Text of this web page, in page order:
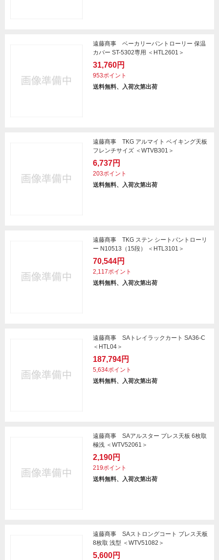
遠藤商事 ベーカリーパントローリー 保温
カバー ST-5302専用 ＜HTL2601＞
31,760円
953ポイント
送料無料、入荷次第出荷
遠藤商事 TKG アルマイト ベイキング天板
フレンチサイズ ＜WTVB301＞
6,737円
203ポイント
送料無料、入荷次第出荷
遠藤商事 TKG ステン シートパントローリ
ー N10513（15段） ＜HTL3101＞
70,544円
2,117ポイント
送料無料、入荷次第出荷
遠藤商事 SAトレイラックカート SA36-C
＜HTL04＞
187,794円
5,634ポイント
送料無料、入荷次第出荷
遠藤商事 SAアルスター プレス天板 6枚取
極浅 ＜WTV52061＞
2,190円
219ポイント
送料無料、入荷次第出荷
遠藤商事 SAストロングコート プレス天板
8枚取 浅型 ＜WTV51082＞
5,600円